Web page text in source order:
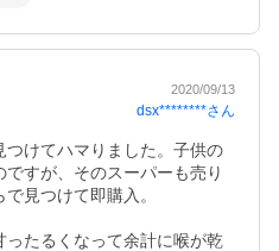
2020/09/13
dsx********さん
つけてハマりました。子供の
すが、そのスーパーも売り
見つけて即購入。
ったるくなって余計に喉が乾